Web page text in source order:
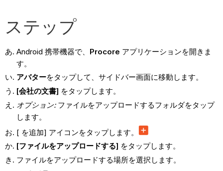
ステップ
Android 携帯機器で、 Procore アプリケーションを開きま
す。
アバターをタップして、サイドバー画面に移動します。
[会社の文書] をタップします。
オプション:ファイルをアップロードするフォルダをタップ
します。
[ を追加] アイコンをタップします。
[ファイルをアップロードする] をタップします。
ファイルをアップロードする場所を選択します。